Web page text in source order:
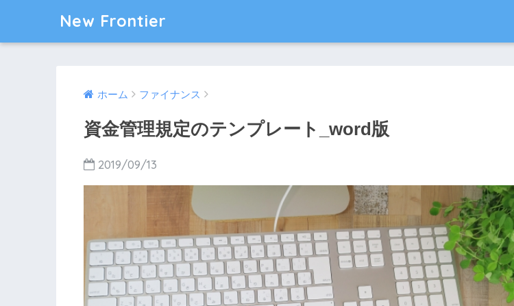
New Frontier
ホーム ファイナンス
資金管理規定のテンプレート_word版
2019/09/13